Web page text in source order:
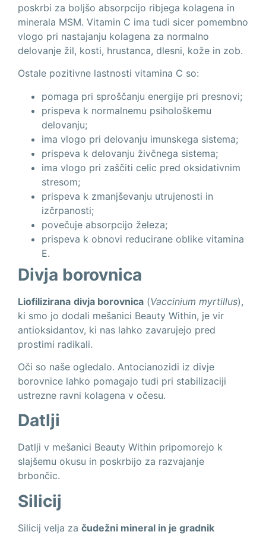
poskrbi za boljšo absorpcijo ribjega kolagena in
minerala MSM. Vitamin C ima tudi sicer pomembno
vlogo pri nastajanju kolagena za normalno
delovanje žil, kosti, hrustanca, dlesni, kože in zob.
Ostale pozitivne lastnosti vitamina C so:
pomaga pri sproščanju energije pri presnovi;
prispeva k normalnemu psihološkemu
delovanju;
ima vlogo pri delovanju imunskega sistema;
prispeva k delovanju živčnega sistema;
ima vlogo pri zaščiti celic pred oksidativnim
stresom;
prispeva k zmanjševanju utrujenosti in
izčrpanosti;
povečuje absorpcijo železa;
prispeva k obnovi reducirane oblike vitamina
E.
Divja borovnica
Liofilizirana divja borovnica (Vaccinium myrtillus),
ki smo jo dodali mešanici Beauty Within, je vir
antioksidantov, ki nas lahko zavarujejo pred
prostimi radikali.
Oči so naše ogledalo. Antocianozidi iz divje
borovnice lahko pomagajo tudi pri stabilizaciji
ustrezne ravni kolagena v očesu.
Datlji
Datlji v mešanici Beauty Within pripomorejo k
slajšemu okusu in poskrbijo za razvajanje
brbončic.
Silicij
Silicij velja za čudežni mineral in je gradnik